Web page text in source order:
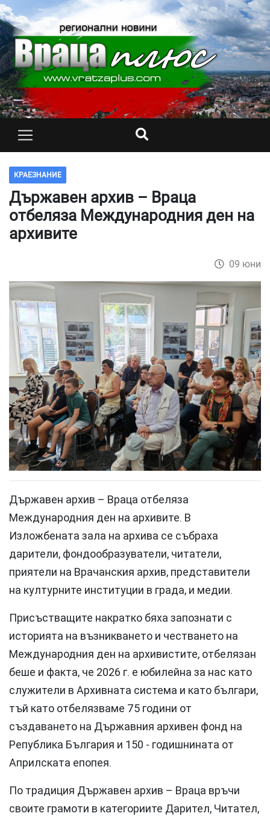
КРАЕЗНАНИЕ
Държавен архив – Враца
отбеляза Международния ден на
архивите
09 юни
Държавен архив – Враца отбеляза
Международния ден на архивите. В
Изложбената зала на архива се събраха
дарители, фондообразуватели, читатели,
приятели на Врачанския архив, представители
на културните институции в града, и медии.
Присъстващите накратко бяха запознати с
историята на възникването и честването на
Международния ден на архивистите, отбелязан
беше и факта, че 2026 г. е юбилейна за нас като
служители в Архивната система и като българи,
тъй като отбелязваме 75 години от
създаването на Държавния архивен фонд на
Република България и 150 - годишнината от
Априлската епопея.
По традиция Държавен архив – Враца връчи
своите грамоти в категориите Дарител, Читател,